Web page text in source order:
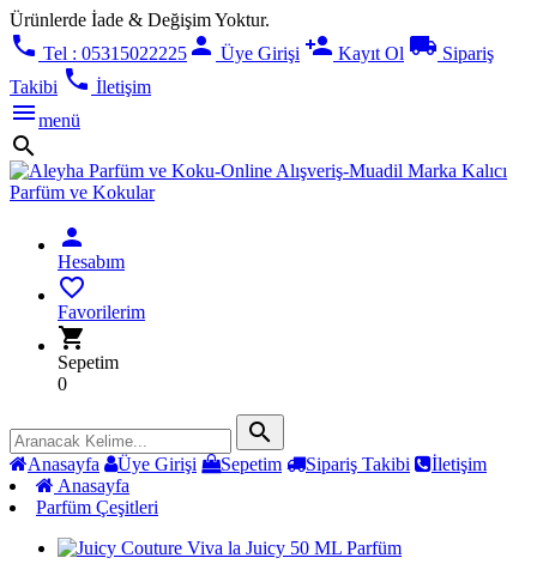
Ürünlerde İade & Değişim Yoktur.
phone Tel : 05315022225 person Üye Girişi person_add Kayıt Ol local_shipping Sipariş
Takibi phone İletişim
menumenü
search
person
Hesabım
favorite_border
Favorilerim
shopping_cart
Sepetim
0
search
Anasayfa Üye Girişi Sepetim Sipariş Takibi
İletişim
Anasayfa
Parfüm Çeşitleri